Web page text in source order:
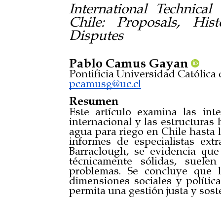
International
Chile: Proposals,
Disputes
Pablo Camus Gayan
Pontificia Universidad
pcamusg@uc.cl
Resumen
Este artículo examina las
internacional y las estructuras
agua para riego en Chile
informes de especialistas
Barraclough, se evidencia
técnicamente sólidas,
problemas. Se concluye
dimensiones sociales y
permita una gestión justa y